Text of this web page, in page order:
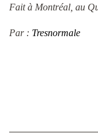
Fait à Montréal, au
Par : Tresnormale